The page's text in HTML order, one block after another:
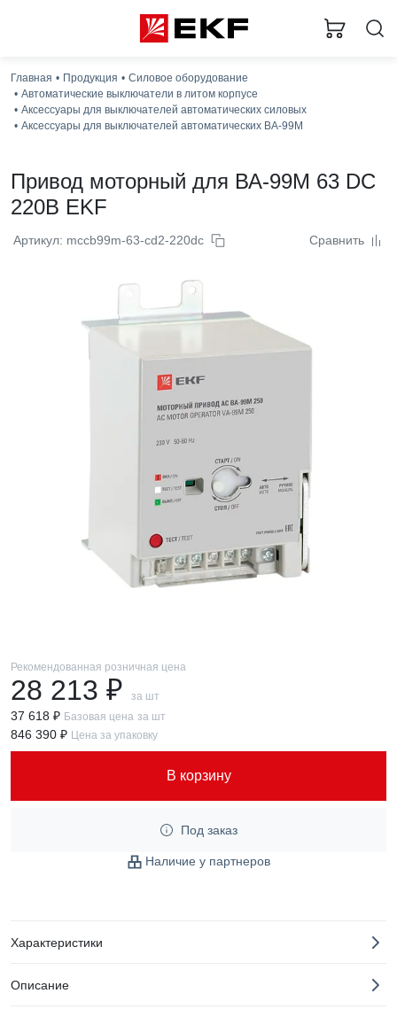
Главная Продукция
Силовое оборудование
Автоматические выключатели в литом корпусе
Аксессуары для выключателей автоматических силовых
Аксессуары для выключателей автоматических ВА-99М
Привод моторный для ВА-99М 63 DC
220В EKF
Артикул: mccb99m-63-cd2-220dc Сравнить
Рекомендованная розничная цена
28 213 ₽ за шт
37 618 ₽ Базовая цена за шт
846 390 ₽ Цена за упаковку
В корзину
Под заказ
Наличие у партнеров
Характеристики
Описание